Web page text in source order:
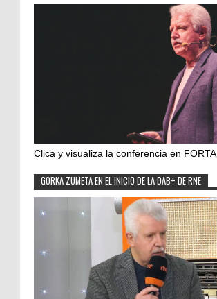
Clica y visualiza la conferencia en FORTA
GORKA ZUMETA EN EL INICIO DE LA DAB+ DE RNE